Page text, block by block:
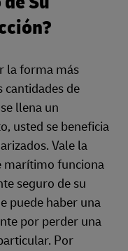
la forma más
de
llena un
usted se beneficia
Vale la
marítimo funciona
seguro de su
puede haber una
por perder una
Por